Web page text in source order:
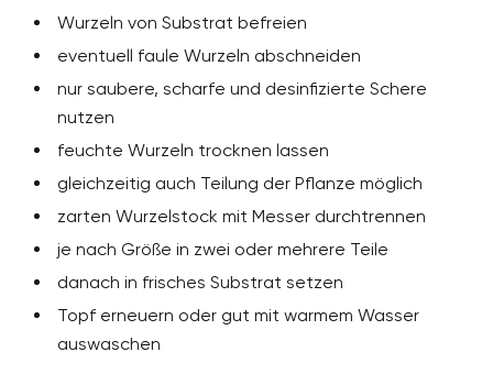
Wurzeln von Substrat befreien
eventuell faule Wurzeln abschneiden
nur saubere, scharfe und desinfizierte Schere
nutzen
feuchte Wurzeln trocknen lassen
gleichzeitig auch Teilung der Pflanze möglich
zarten Wurzelstock mit Messer durchtrennen
je nach Größe in zwei oder mehrere Teile
danach in frisches Substrat setzen
Topf erneuern oder gut mit warmem Wasser
auswaschen